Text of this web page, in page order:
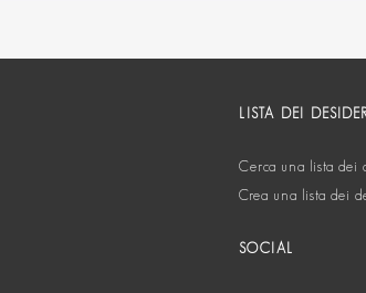
LISTA DEI
Cerca una lista dei
Crea una lista dei
SOCIAL